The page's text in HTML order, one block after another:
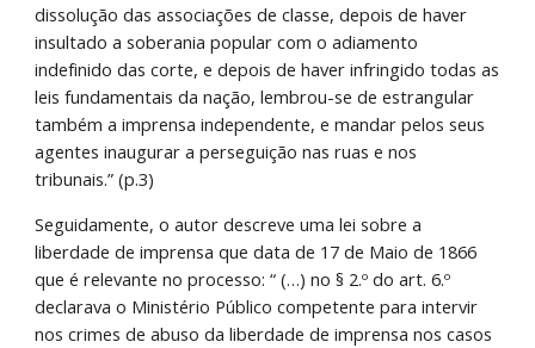
dissolução das associações de classe, depois de haver
insultado a soberania popular com o adiamento
indefinido das corte, e depois de haver infringido todas as
leis fundamentais da nação, lembrou-se de estrangular
também a imprensa independente, e mandar pelos seus
agentes inaugurar a perseguição nas ruas e nos
tribunais.” (p.3)
Seguidamente, o autor descreve uma lei sobre a
liberdade de imprensa que data de 17 de Maio de 1866
que é relevante no processo: “ (…) no § 2.º do art. 6.º
declarava o Ministério Público competente para intervir
nos crimes de abuso da liberdade de imprensa nos casos